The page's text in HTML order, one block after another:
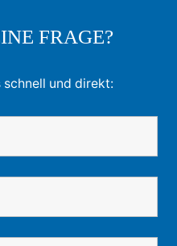
FRAGE?
schnell und direkt: